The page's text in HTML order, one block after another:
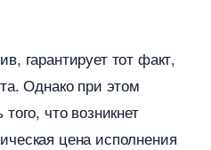
гарантирует тот факт,
Однако при этом
что возникнет
цена исполнения